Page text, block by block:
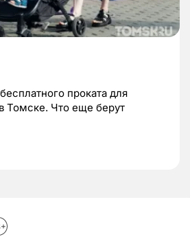
проката для
Томске. Что еще берут